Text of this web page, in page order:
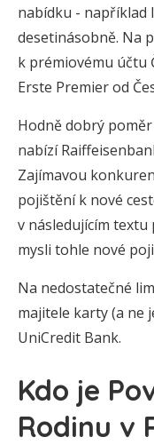
nabídku - například
desetinásobně. Na
k prémiovému účtu
Erste Premier od
Hodně dobrý
nabízí
Zajímavou
pojištění k nové
v následujícím textu
mysli tohle nové
Na nedostatečné
majitele karty (a ne
UniCredit Bank.
Kdo je
Rodinu v